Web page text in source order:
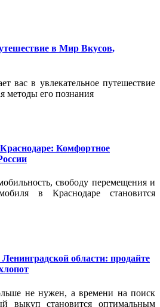
в Мир Вкусов,
вас в увлекательное путешествие
методы его познания
Комфортное
свободу перемещения и
в Краснодаре становится
области: продайте
не нужен, а времени на поиск
выкуп становится оптимальным